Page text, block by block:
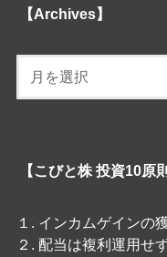
【Archives】
【こびと株 投資10原則
１. インカムゲインの
２. 配当は複利運用せ